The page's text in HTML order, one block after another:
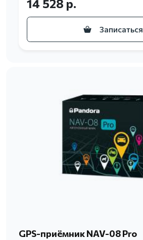
14 528 р.
Записаться
GPS-приёмник NAV-08 Pro